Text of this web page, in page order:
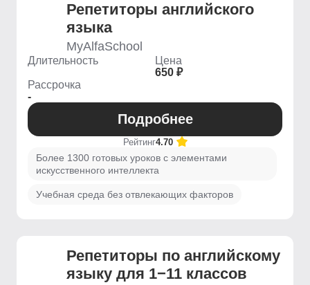
Репетиторы английского
языка
MyAlfaSchool
Длительность
Цена
650 ₽
Рассрочка
-
Подробнее
Рейтинг4.70
Более 1300 готовых уроков с элементами
искусственного интеллекта
Учебная среда без отвлекающих факторов
Репетиторы по английскому
языку для 1−11 классов